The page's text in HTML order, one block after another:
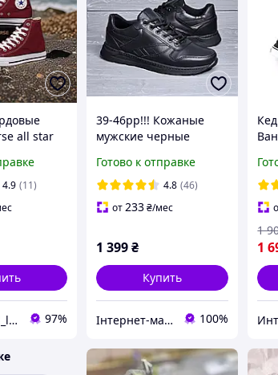
all star
4.9 (11)
seven_trand_look 97%
39-46рр!!! Кожаные
мужские черные
кроссовки!!!
Готово к отправке
4.8 (46)
от233₴/мес
1 399₴
Купить
Інтернет-магазин взуття "Мінімалочка" 100%
1
1